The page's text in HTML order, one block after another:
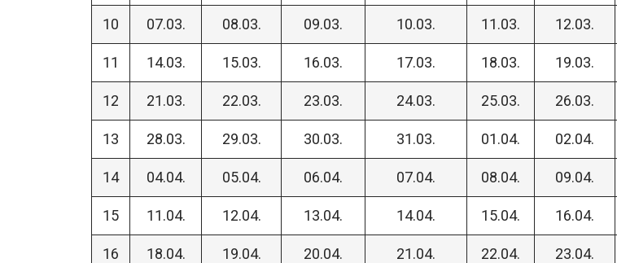
10 07.03. 08.03. 09.03. 10.03. 11.03. 12.03.
11 14.03. 15.03. 16.03. 17.03. 18.03. 19.03.
12 21.03. 22.03. 23.03. 24.03. 25.03. 26.03.
13 28.03. 29.03. 30.03. 31.03. 01.04. 02.04.
14 04.04. 05.04. 06.04. 07.04. 08.04. 09.04.
15 11.04. 12.04. 13.04. 14.04. 15.04. 16.04.
16 18.04. 19.04. 20.04. 21.04. 22.04. 23.04.